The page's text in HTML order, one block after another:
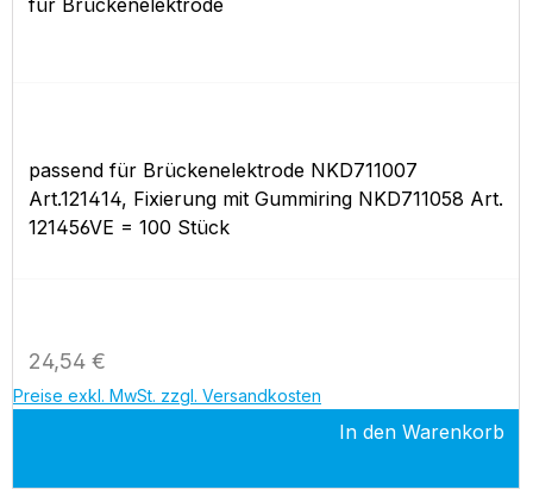
für Brückenelektrode
passend für Brückenelektrode NKD711007
Art.121414, Fixierung mit Gummiring NKD711058 Art.
121456VE = 100 Stück
Regulärer Preis:
24,54 €
Preise exkl. MwSt. zzgl. Versandkosten
In den Warenkorb